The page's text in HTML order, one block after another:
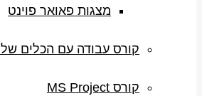
מצגות פאואר פוינט
קורס עבודה עם הכלים של Google
קורס MS Project